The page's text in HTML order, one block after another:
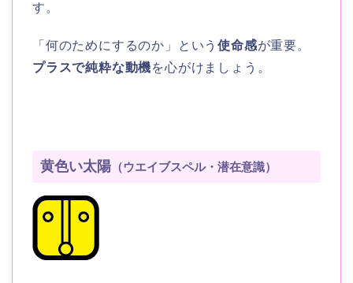
す。
「何のためにするのか」という使命感が重要。
プラスで純粋な動機を心がけましょう。
黄色い太陽 （ウエイブスペル・潜在意識）